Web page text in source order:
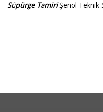
Süpürge TamiriŞenol Teknik